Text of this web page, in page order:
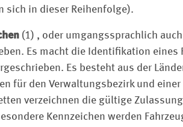
sich in dieser Reihenfolge).
(1) , oder umgangssprachlich
Es macht die Identi­fikation eines
Es besteht aus der
für den Verwaltungsbezirk und
verzeichnen die gültige
Kennzeichen werden